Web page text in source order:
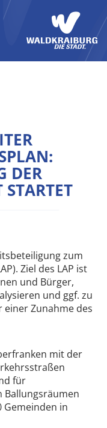
DER
zum
Ziel des LAP ist
und Bürger,
und ggf. zu
einer Zunahme des
mit der
für
Ballungsräumen
in